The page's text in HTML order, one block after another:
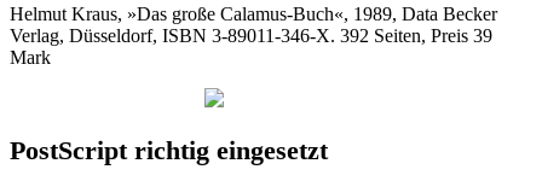
Helmut Kraus, »Das große Calamus-Buch«, 1989, Data Becker
Verlag, Düsseldorf, ISBN 3-89011-346-X. 392 Seiten, Preis 39
Mark
PostScript richtig eingesetzt